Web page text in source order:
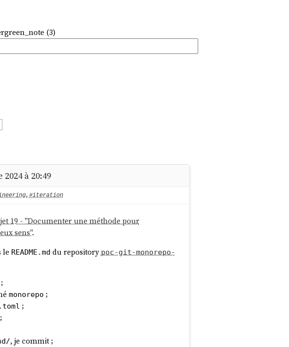
(3)
à 20:49
, #iteration
19 - "Documenter une méthode pour
sens".
le README.md du repository poc-git-monorepo-
monorepo ;
;
, je commit ;